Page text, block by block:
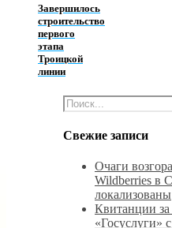
Завершилось
строительство
первого
этапа
Троицкой
линии
Свежие записи
Очаги
Wildberries в
локализованы
Квитанции
«Госуслуги»